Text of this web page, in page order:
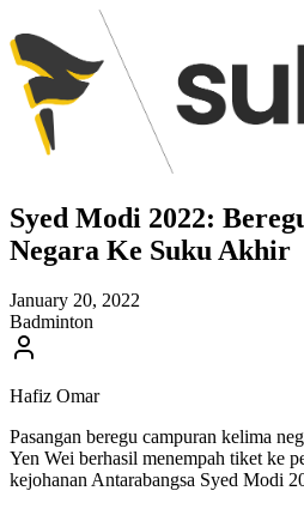
Syed Modi 2022:
Negara Ke Suku Akhir
January 20, 2022
Badminton
Hafiz Omar
Pasangan beregu campuran kelima
Yen Wei berhasil menempah tiket ke
kejohanan Antarabangsa Syed Modi